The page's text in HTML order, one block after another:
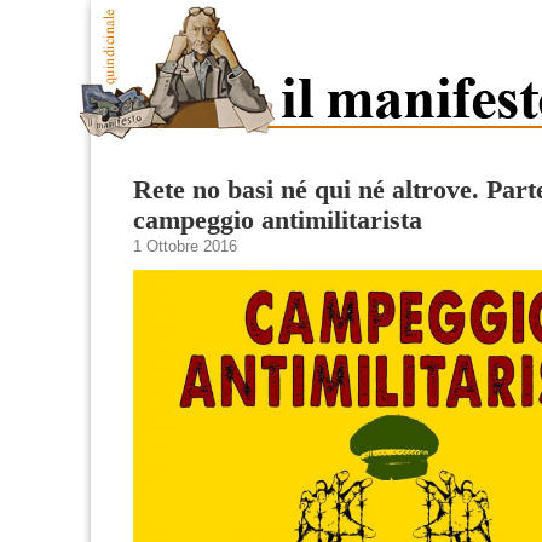
Rete no basi né qui né altrove.
campeggio antimilitarista
1 Ottobre 2016